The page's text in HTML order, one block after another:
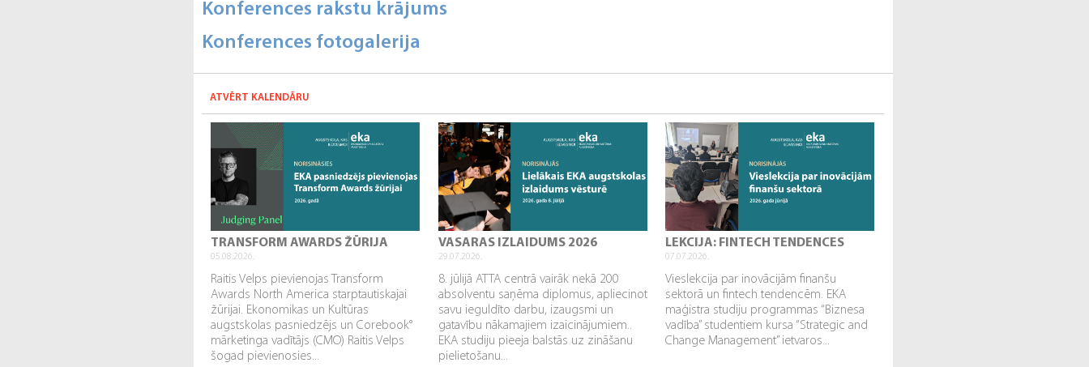
Konferences rakstu krājums
Konferences fotogalerija
ATVĒRT KALENDĀRU
TRANSFORM AWARDS ŽŪRIJA
05.08.2026.
Raitis Velps pievienojas Transform
Awards North America starptautiskajai
žūrijai. Ekonomikas un Kultūras
augstskolas pasniedzējs un Corebook°
mārketinga vadītājs (CMO) Raitis Velps
šogad pievienosies...
VASARAS IZLAIDUMS 2026
29.07.2026.
8. jūlijā ATTA centrā vairāk nekā 200
absolventu saņēma diplomus, apliecinot
savu ieguldīto darbu, izaugsmi un
gatavību nākamajiem izaicinājumiem..
EKA studiju pieeja balstās uz zināšanu
pielietošanu...
LEKCIJA: FINTECH TENDENCES
07.07.2026.
Vieslekcija par inovācijām finanšu
sektorā un fintech tendencēm. EKA
maģistra studiju programmas “Biznesa
vadība” studentiem kursa “Strategic and
Change Management” ietvaros...